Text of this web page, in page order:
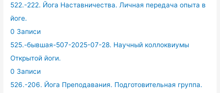
522.-222. Йога Наставничества. Личная передача опыта в
йоге.
0 Записи
525.-бывшая-507-2025-07-28. Научный коллоквиумы
Открытой йоги.
0 Записи
526.-206. Йога Преподавания. Подготовительная группа.